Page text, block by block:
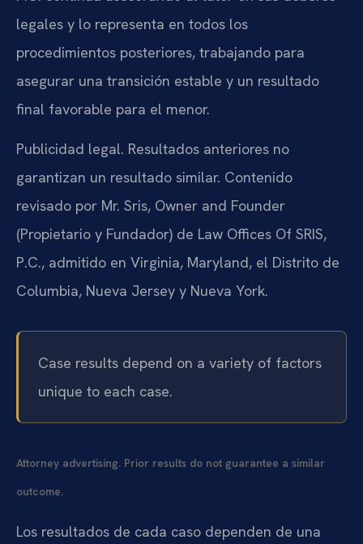
legales y lo representa en todos los
procedimientos posteriores, trabajando para
asegurar una transición estable y un resultado
final favorable para el menor.
Publicidad legal. Resultados anteriores no
garantizan un resultado similar. Contenido
revisado por Mr. Sris, Owner and Founder
(Propietario y Fundador) de Law Offices Of SRIS,
P.C., admitido en Virginia, Maryland, el Distrito de
Columbia, Nueva Jersey y Nueva York.
Case results depend on a variety of factors
unique to each case.
Attorney advertising. Prior results do not guarantee a similar
outcome.
Los resultados de cada caso dependen de una